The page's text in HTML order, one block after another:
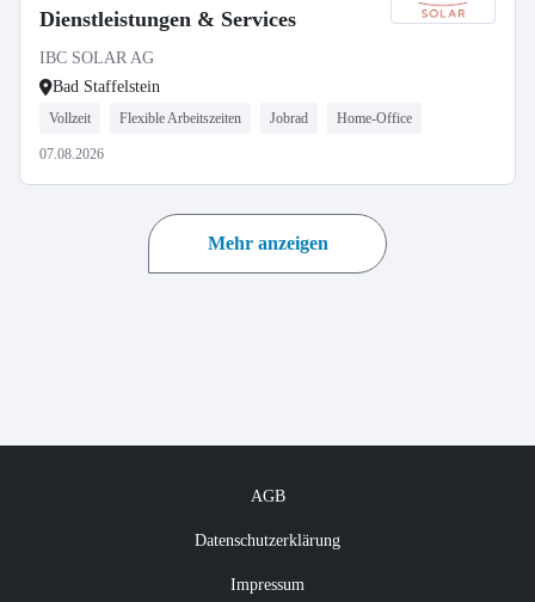
Dienstleistungen & Services
IBC SOLAR AG
Bad Staffelstein
Vollzeit Flexible Arbeitszeiten Jobrad Home-Office
07.08.2026
Mehr anzeigen
AGB
Datenschutzerklärung
Impressum